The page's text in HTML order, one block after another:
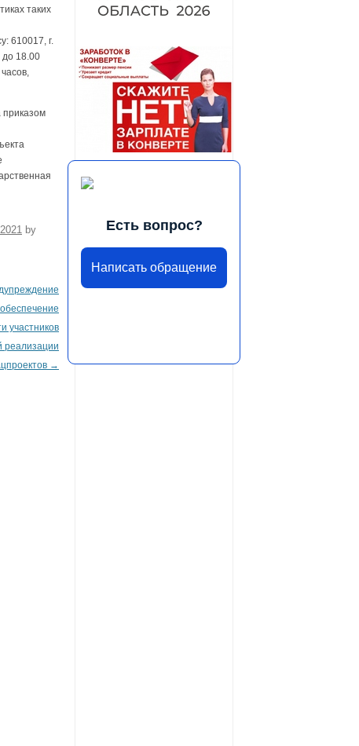
таких
610017, г.
до 18.00
приказом
by
участников
реализации
→
Есть вопрос?
Написать обращение